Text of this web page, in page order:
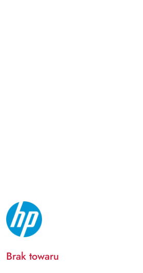
NAZWA
PRODUCENTA:
HP
Brak towaru